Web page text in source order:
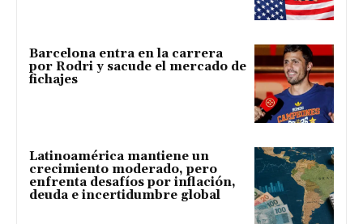
Barcelona entra en la carrera
por Rodri y sacude el mercado de
fichajes
Latinoamérica mantiene un
crecimiento moderado, pero
enfrenta desafíos por inflación,
deuda e incertidumbre global